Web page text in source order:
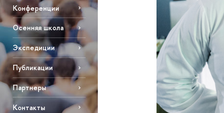
Конференции
Осенняя школа
Экспедиции
Публикации
Партнеры
Контакты